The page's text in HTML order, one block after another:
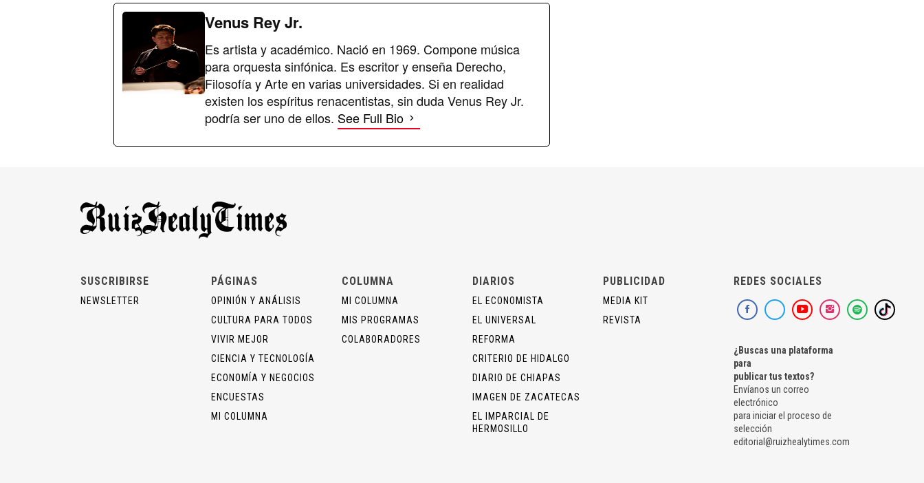
Venus Rey Jr.
Es artista y académico. Nació en 1969. Compone música
para orquesta sinfónica. Es escritor y enseña Derecho,
Filosofía y Arte en varias universidades. Si en realidad
existen los espíritus renacentistas, sin duda Venus Rey Jr.
podría ser uno de ellos. See Full Bio
SUSCRIBIRSE
NEWSLETTER
PÁGINAS
OPINIÓN Y ANÁLISIS
CULTURA PARA TODOS
VIVIR MEJOR
CIENCIA Y TECNOLOGÍA
ECONOMÍA Y NEGOCIOS
ENCUESTAS
MI COLUMNA
COLUMNA
MI COLUMNA
MIS PROGRAMAS
COLABORADORES
DIARIOS
EL ECONOMISTA
EL UNIVERSAL
REFORMA
CRITERIO DE HIDALGO
DIARIO DE CHIAPAS
IMAGEN DE ZACATECAS
EL IMPARCIAL DE
HERMOSILLO
PUBLICIDAD
MEDIA KIT
REVISTA
REDES SOCIALES
¿Buscas una plataforma
para
publicar tus textos?
Envíanos un correo
electrónico
para iniciar el proceso de
selección
editorial@ruizhealytimes.com